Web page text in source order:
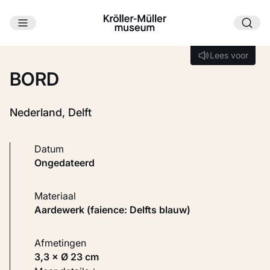
Ga naar hoofdinhoud
Lees voor
Lees voor
BORD
Nederland, Delft
Datum
ongedateerd
Materiaal
Aardewerk (faience: Delfts blauw)
Afmetingen
3,3 × Ø 23 cm